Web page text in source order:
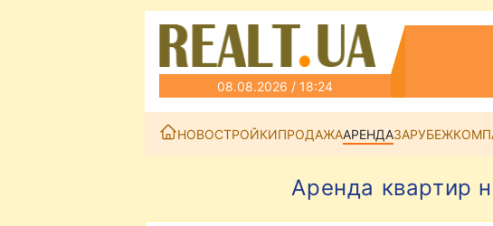
08.08.2026 / 18:24
НОВОСТРОЙКИПРОДАЖААРЕНДАЗАРУБЕЖ
Аренда квартир